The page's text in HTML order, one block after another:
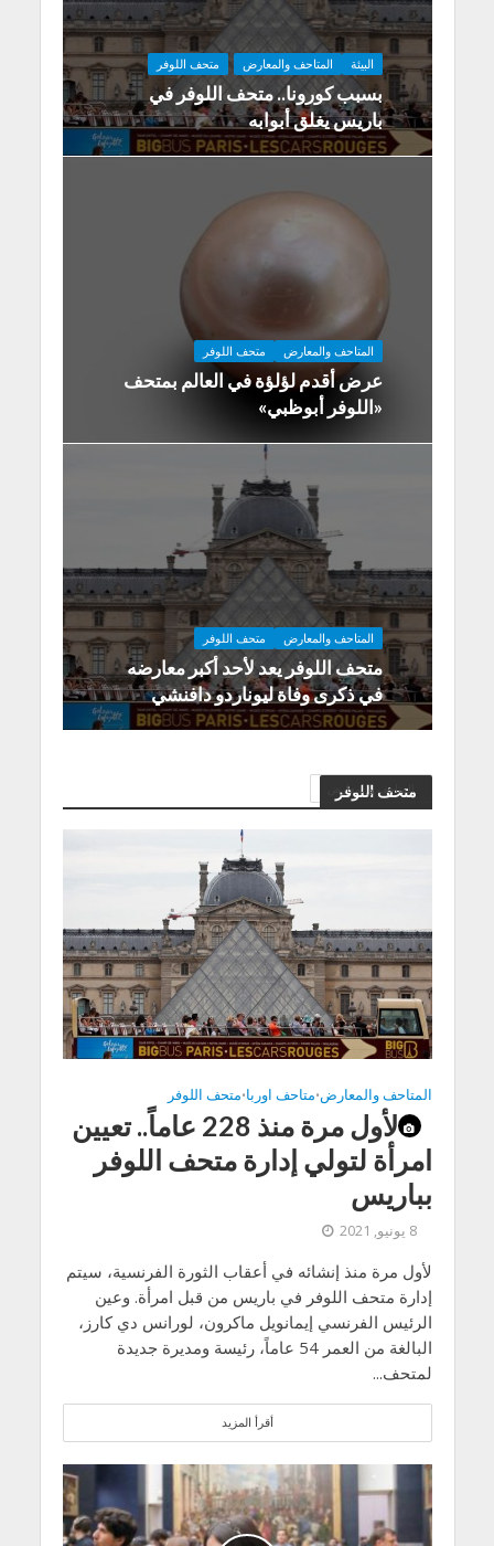
البيئة المتاحف والمعارض متحف اللوفر
بسبب كورونا.. متحف اللوفر في
باريس يغلق أبوابه
المتاحف والمعارض متحف اللوفر
عرض أقدم لؤلؤة في العالم بمتحف
«اللوفر أبوظبي»
المتاحف والمعارض متحف اللوفر
متحف اللوفر يعد لأحد أكبر معارضه
في ذكرى وفاة ليوناردو دافنشي
متحف اللوفر
المتاحف والمعارض
المتاحف والمعارض•متاحف اوربا•متحف اللوفر
لأول مرة منذ 228 عاماً.. تعيين
امرأة لتولي إدارة متحف اللوفر
بباريس
8 يونيو, 2021
لأول مرة منذ إنشائه في أعقاب الثورة الفرنسية، سيتم
إدارة متحف اللوفر في باريس من قبل امرأة. وعين
الرئيس الفرنسي إيمانويل ماكرون، لورانس دي كارز،
البالغة من العمر 54 عاماً، رئيسة ومديرة جديدة
لمتحف...
أقرأ المزيد